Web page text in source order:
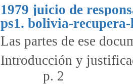
1979 juicio de
ps1. bolivia-
Las partes de ese
p. 2